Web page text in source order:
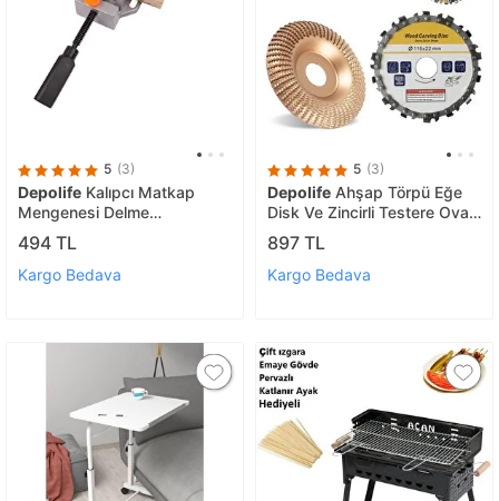
5 (3)
Depolife Kalıpcı Matkap
Mengenesi Delme
Zımparalama Için Düz Çeneli
Masa Tezgah Için Eleminyum
Gövde
494 TL
Kargo Bedava
5 (3)
Depolife Ahşap Törpü Eğe
Disk Ve Zincirli Testere Oval
Oyma Açılı Taşlama
Aşındırma Oyma
Şekillendirme Seti
897 TL
Kargo Bedava